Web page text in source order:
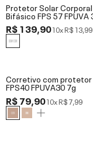
Protetor Solar
Bifásico FPS 57 FPUVA
R$ 139,9010xR$ 13,99
Corretivo com
FPS40 FPUVA30 7g
R$ 79,9010xR$ 7,99